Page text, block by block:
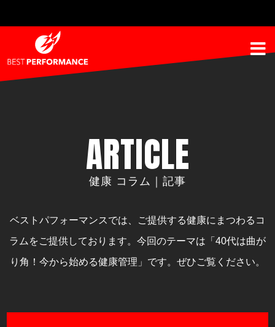
ARTICLE
健康 コラム｜記事
ベストパフォーマンスでは、ご提供する健康にまつわるコ
ラムをご提供しております。 今回のテーマは「40代は曲が
り角！今から始める健康管理」です。ぜひご覧ください。